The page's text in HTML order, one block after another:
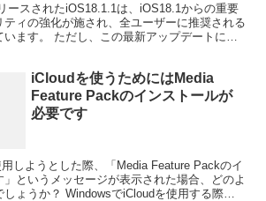
ースされたiOS18.1.1は、iOS18.1からの重要
ティの強化が施され、全ユーザーに推奨される
ます。 ただし、この最新アップデートには
iCloudを使うためにはMedia
Feature Packのインストールが
必要です
しようとした際、「Media Feature Packのイ
というメッセージが表示された場合、どのよ
ょうか？ WindowsでiCloudを使用する際の